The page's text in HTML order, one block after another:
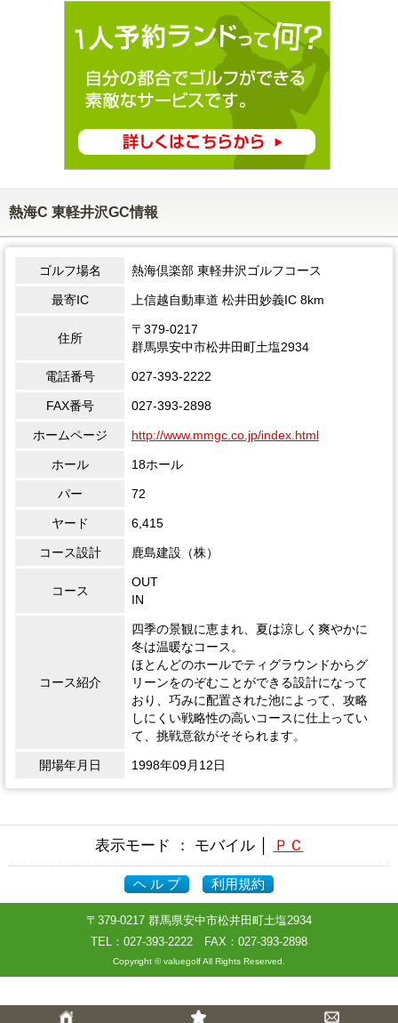
熱海C 東軽井沢GC情報
ゴルフ場名 熱海倶楽部 東軽井沢ゴルフコース
最寄IC 上信越自動車道 松井田妙義IC 8km
住所
〒379-0217
群馬県安中市松井田町土塩2934
電話番号 027-393-2222
FAX番号 027-393-2898
ホームページ http://www.mmgc.co.jp/index.html
ホール 18ホール
パー 72
ヤード 6,415
コース設計 鹿島建設（株）
コース
OUT
IN
コース紹介
四季の景観に恵まれ、夏は涼しく爽やかに
冬は温暖なコース。
ほとんどのホールでティグラウンドからグ
リーンをのぞむことができる設計になって
おり、巧みに配置された池によって、攻略
しにくい戦略性の高いコースに仕上ってい
て、挑戦意欲がそそられます。
開場年月日 1998年09月12日
表示モード ： モバイル │ ＰＣ
ヘ ル プ 利用規約
〒379-0217 群馬県安中市松井田町土塩2934
TEL： 027-393-2222 FAX：027-393-2898
Copyright © valuegolf All Rights Reserved.